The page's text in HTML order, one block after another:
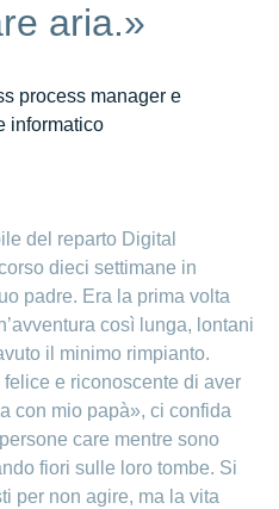
aria.»
process manager e
informatico
del reparto Digital
dieci settimane in
padre. Era la prima volta
così lunga, lontani
il minimo rimpianto.
e riconoscente di aver
con mio papà», ci confida
care mentre sono
fiori sulle loro tombe. Si
per non agire, ma la vita